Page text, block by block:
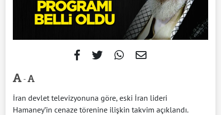
-
İran devlet televizyonuna göre, eski İran lideri
Hamaney’in cenaze törenine ilişkin takvim açıklandı.